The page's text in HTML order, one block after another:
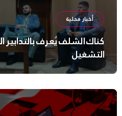
أخبار محلية
كناك الشلف يُعرف
التشغيل